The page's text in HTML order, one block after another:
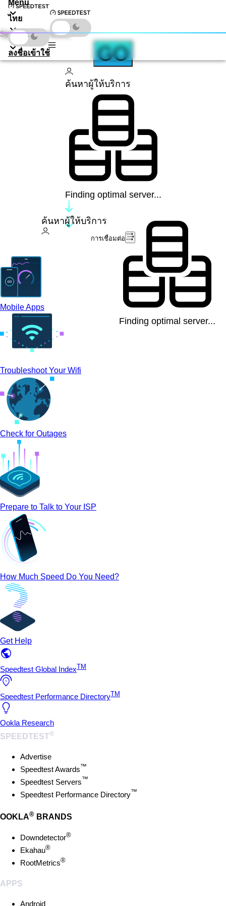
Menu
ไทย
ดาวน์โหลด
ลงชื่อเข้าใช้
Speedtest by Ookla
GO
ค้นหาผู้ให้บริการ
Finding optimal server...
ค้นหาผู้ให้บริการ
Finding optimal server...
การเชื่อมต่อ
Mobile Apps
Troubleshoot Your Wifi
Check for Outages
Prepare to Talk to Your ISP
How Much Speed Do You Need?
Get Help
Speedtest Global Index TM
Speedtest Performance Directory TM
Ookla Research
SPEEDTEST®
Advertise
Speedtest Awards™
Speedtest Servers™
Speedtest Performance Directory™
OOKLA® BRANDS
Downdetector®
Ekahau®
RootMetrics®
APPS
Android